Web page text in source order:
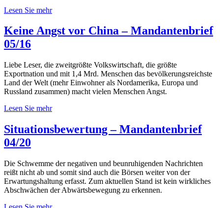
Lesen Sie mehr
Keine Angst vor China – Mandantenbrief
05/16
Liebe Leser, die zweitgrößte Volkswirtschaft, die größte
Exportnation und mit 1,4 Mrd. Menschen das bevölkerungsreichste
Land der Welt (mehr Einwohner als Nordamerika, Europa und
Russland zusammen) macht vielen Menschen Angst.
Lesen Sie mehr
Situationsbewertung – Mandantenbrief
04/20
Die Schwemme der negativen und beunruhigenden Nachrichten
reißt nicht ab und somit sind auch die Börsen weiter von der
Erwartungshaltung erfasst. Zum aktuellen Stand ist kein wirkliches
Abschwächen der Abwärtsbewegung zu erkennen.